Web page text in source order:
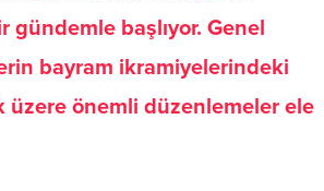
gündemle başlıyor. Genel
bayram ikramiyelerindeki
üzere önemli düzenlemeler ele